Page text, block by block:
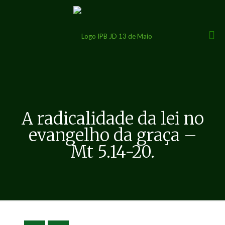
A radicalidade da lei no
evangelho da graça –
Mt 5.14-20.